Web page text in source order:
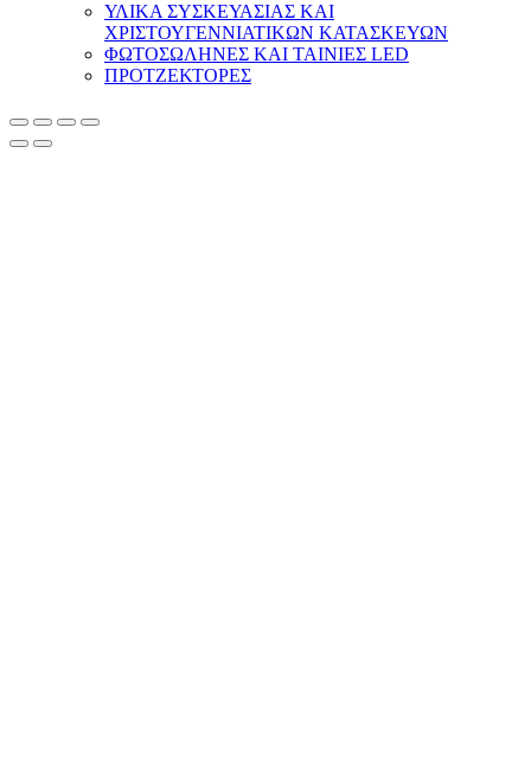
ΥΛΙΚΑ ΣΥΣΚΕΥΑΣΙΑΣ ΚΑΙ
ΧΡΙΣΤΟΥΓΕΝΝΙΑΤΙΚΩΝ ΚΑΤΑΣΚΕΥΩΝ
ΦΩΤΟΣΩΛΗΝΕΣ ΚΑΙ ΤΑΙΝΙΕΣ LED
ΠΡΟΤΖΕΚΤΟΡΕΣ